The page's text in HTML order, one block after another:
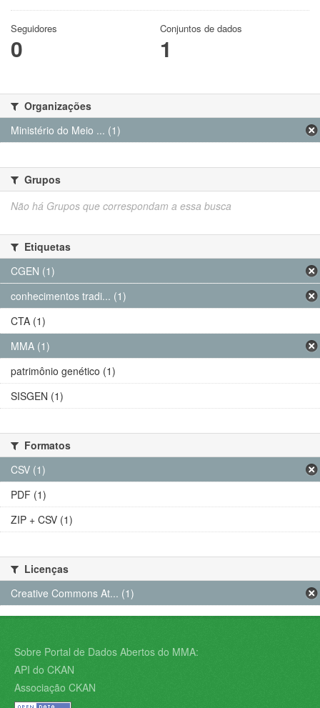
Seguidores
0
Conjuntos de dados
1
Organizações
Ministério do Meio ... (1)
Grupos
Não há Grupos que correspondam a essa busca
Etiquetas
CGEN (1)
conhecimentos tradi... (1)
CTA (1)
MMA (1)
patrimônio genético (1)
SISGEN (1)
Formatos
CSV (1)
PDF (1)
ZIP + CSV (1)
Licenças
Creative Commons At... (1)
Sobre Portal de Dados Abertos do MMA:
API do CKAN
Associação CKAN